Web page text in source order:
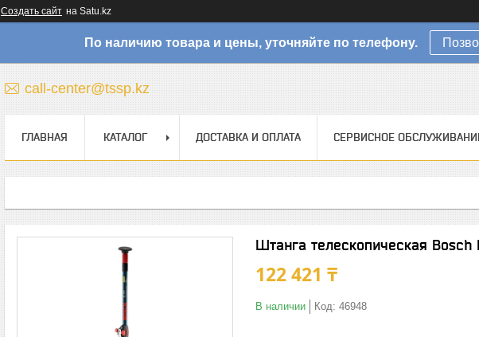
Создать сайт на Satu.kz
По наличию товара и цены, уточняйте по телефону.
call-center@tssp.kz
ГЛАВНАЯ КАТАЛОГ ДОСТАВКА И ОПЛАТА СЕРВИСНОЕ
Штанга телескопическая Bosch
122 421 ₸
В наличии Код: 46948